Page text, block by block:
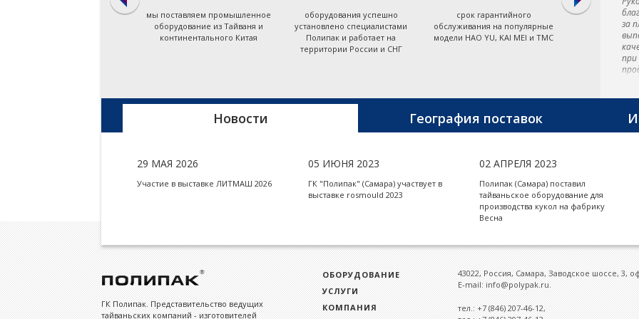
мы даём ответ на запрос по
мы поставляем промышленное
оборудование из Тайваня и
континентального Китая
оборудования успешно
установлено специалистами
Полипак и работает на
территории России и СНГ
срок гарантийного
обслуживания на популярные
модели HAO YU, KAI MEI и TMC
за
при
Новости География поставок
29 МАЯ 2026
Участие в выставке ЛИТМАШ 2026
05 ИЮНЯ 2023
ГК "Полипак" (Самара) участвует в
выставке rosmould 2023
02 АПРЕЛЯ 2023
Полипак (Самара) поставил
тайваньское оборудование для
производства кукол на фабрику
Весна
ГК Полипак. Представительство ведущих
тайваньских компаний - изготовителей
ОБОРУДОВАНИЕ
УСЛУГИ
КОМПАНИЯ
43022, Россия, Самара, Заводское шоссе, 3,
E-mail: info@polypak.ru.
тел.: +7 (846) 207-46-12,